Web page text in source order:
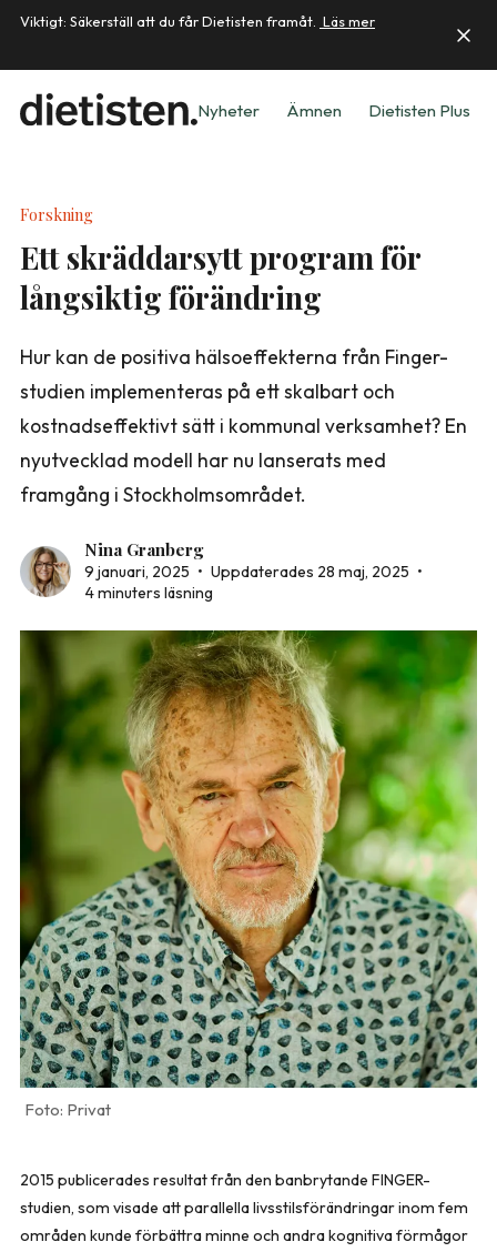
Viktigt: Säkerställ att du får Dietisten framåt. Läs mer
Nyheter Ämnen Dietisten Plus
Forskning
Ett skräddarsytt program för
långsiktig förändring
Hur kan de positiva hälsoeffekterna från Finger-
studien implementeras på ett skalbart och
kostnadseffektivt sätt i kommunal verksamhet? En
ny­utvecklad modell har nu lanserats med
framgång i Stockholmsområdet.
Nina Granberg
9 januari, 2025 • Uppdaterades 28 maj, 2025 •
4 minuters läsning
Privat
2015 publicerades resultat från den banbrytande FINGER-
studien, som visade att parallella livsstilsförändringar inom fem
områden kunde förbättra minne och andra kognitiva förmågor